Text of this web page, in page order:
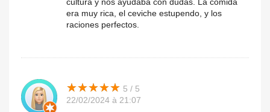
era muy rica, el ceviche estupendo, y los
raciones perfectos.
★★★★★
★★★★★ 5 / 5
22/02/2024 à 21:07